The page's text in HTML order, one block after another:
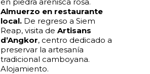
Almuerzo en restaurante
local. De regreso a Siem
Reap, visita deArtisans
d’Angkor, centro dedicado a
preservar la artesanía
tradicional camboyana.
Alojamiento.